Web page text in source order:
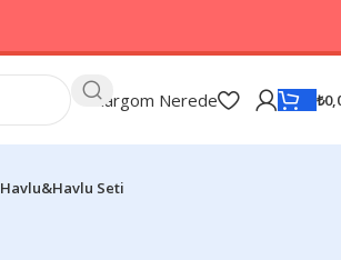
Kargom Nerede ₺
Havlu&Havlu Seti